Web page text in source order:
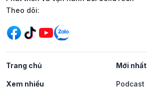
Mạng xã hội
Theo dõi:
Trang chủ Mới nhất
Xem nhiều Podcast